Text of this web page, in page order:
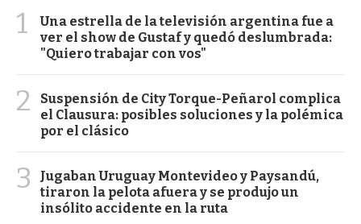
1
Una estrella de la televisión argentina fue a
ver el show de Gustaf y quedó deslumbrada:
"Quiero trabajar con vos"
2
Suspensión de City Torque-Peñarol complica
el Clausura: posibles soluciones y la polémica
por el clásico
3
Jugaban Uruguay Montevideo y Paysandú,
tiraron la pelota afuera y se produjo un
insólito accidente en la ruta